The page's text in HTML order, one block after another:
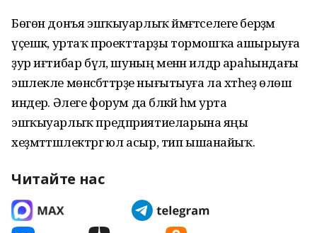
Бөгөн донъя эшҡыуарлыҡ йәмәғәт­селеге берҙәм
үҫешкә, уртаҡ проект­тарҙы тормошҡа ашырыуға
ҙур иғтибар бүлә, шуның менән илдәр араһындағы
эшлекле мөнәсәбәттәрҙе нығытыуға ла хәтһеҙ өлөш
индерә. Әлеге форум да бәләкәй һәм урта
эшҡыуарлыҡ предприятиеларына яңы
хеҙмәттәшлектәргә юл асыр, тип ышанайыҡ.
Читайте нас